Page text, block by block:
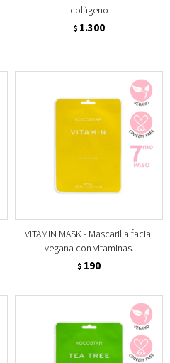
colágeno
$ 1.300
VITAMIN MASK - Mascarilla facial
vegana con vitaminas.
$ 190